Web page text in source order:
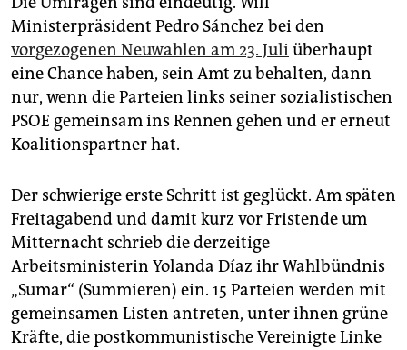
abo
genossenschaft
epaper login
Ministerpräsident Pedro Sánchez bei den
vorgezogenen Neuwahlen am 23. Juliüberhaupt
eine Chance haben, sein Amt zu behalten, dann
nur, wenn die Parteien links seiner sozialistischen
PSOE gemeinsam ins Rennen gehen und er erneut
Koalitionspartner hat.
Der schwierige erste Schritt ist geglückt. Am späten
Freitagabend und damit kurz vor Frist­ende um
Mitternacht schrieb die derzeitige
Arbeitsministerin Yolanda Díaz ihr Wahlbündnis
„Sumar“ (Summieren) ein. 15 Parteien werden mit
gemeinsamen Listen antreten, unter ihnen grüne
Kräfte, die postkommunistische Vereinigte Linke